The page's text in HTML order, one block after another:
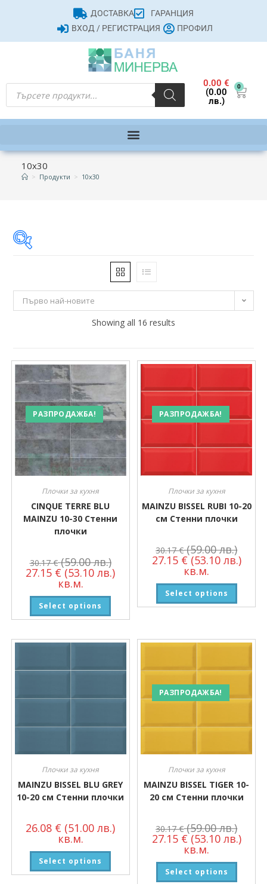
ДОСТАВКА
ГАРАНЦИЯ
ВХОД / РЕГИСТРАЦИЯ
ПРОФИЛ
0.00€
(0.00
лв.)
0
10x30
> Продукти > 10x30
25 € 39 €
32
Производител
Първо най-новите
Showing all 16 results
РАЗПРОДАЖБА!
Плочки за кухня
CINQUE TERRE BLU
MAINZU 10-30 Стенни
плочки
30.17€ (59.00 лв.)
27.15 € (53.10 лв.)
кв.м.
Select options
РАЗПРОДАЖБА!
Плочки за кухня
MAINZU BISSEL RUBI 10-20
см Стенни плочки
30.17€ (59.00 лв.)
27.15 € (53.10 лв.)
кв.м.
Select options
Плочки за кухня
MAINZU BISSEL BLU GREY
10-20 см Стенни плочки
26.08 € (51.00 лв.)
кв.м.
Select options
РАЗПРОДАЖБА!
Плочки за кухня
MAINZU BISSEL TIGER 10-
20 см Стенни плочки
30.17€ (59.00 лв.)
27.15 € (53.10 лв.)
кв.м.
Select options